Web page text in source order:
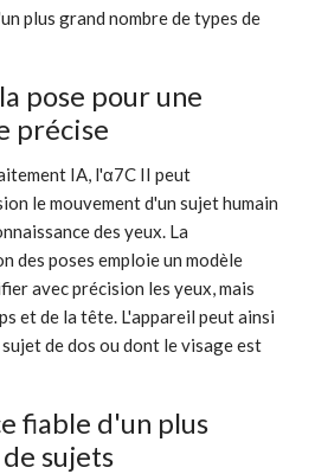
plus grand nombre de types de
pose pour une
précise
IA, l'α7C II peut
le mouvement d'un sujet humain
des yeux. La
des poses emploie un modèle
avec précision les yeux, mais
et de la tête. L'appareil peut ainsi
de dos ou dont le visage est
fiable d'un plus
sujets